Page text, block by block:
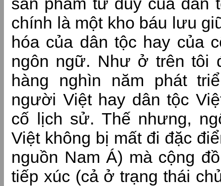
chính là một kho báu lưu
hóa của dân tộc hay của
ngôn ngữ. Như ở trên tôi
hàng nghìn năm phát
người Việt hay dân tộc
cố lịch sử. Thế nhưng,
Việt không bị mất đi đặc
nguồn Nam Á) mà cộng
tiếp xúc (cả ở trạng thái